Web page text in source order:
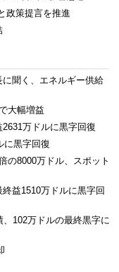
政策提言を推進
聞く、エネルギー供給
大幅増益
万ドルに黒字回復
に黒字回復
の8000万ドル、スポット
益1510万ドルに黒字回
102万ドルの最終黒字に